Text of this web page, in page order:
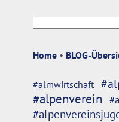
Home • BLOG-
#almwirtschaft
#alpenverein